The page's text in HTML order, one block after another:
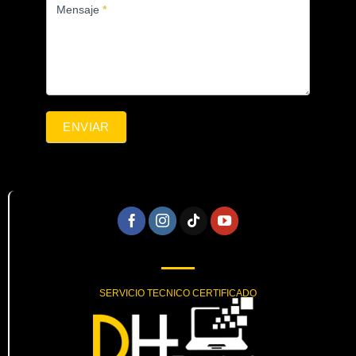
Mensaje*
ENVIAR
SERVICIO TECNICO CERTIFICADO